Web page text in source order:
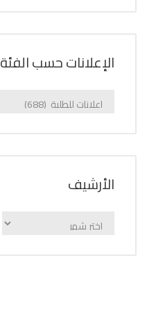
الإعلانات حسب الفئة
الإعلانات
اﻷرشيف
اﻷرشيف